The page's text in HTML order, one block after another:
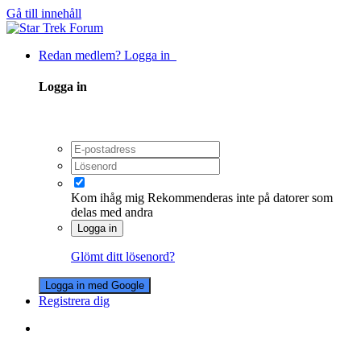
Gå till innehåll
Redan medlem? Logga in
Logga in
Kom ihåg mig Rekommenderas inte på datorer som
delas med andra
Logga in
Glömt ditt lösenord?
Logga in med Google
Registrera dig